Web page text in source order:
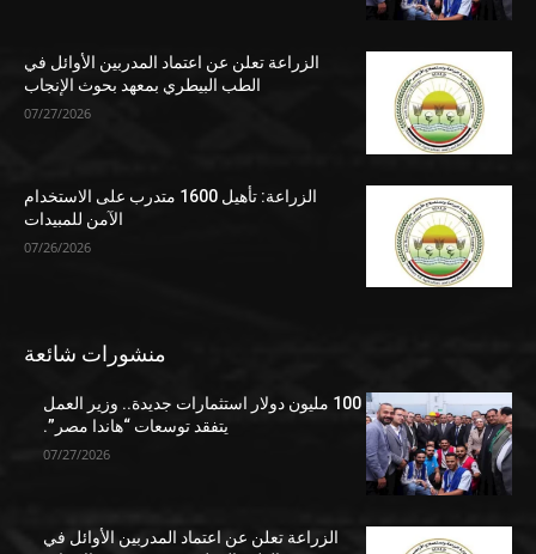
الزراعة تعلن عن اعتماد المدربين الأوائل في
الطب البيطري بمعهد بحوث الإنجاب
07/27/2026
الزراعة: تأهيل 1600 متدرب على الاستخدام
الآمن للمبيدات
07/26/2026
منشورات شائعة
100 مليون دولار استثمارات جديدة.. وزير العمل
يتفقد توسعات “هاندا مصر”.
07/27/2026
الزراعة تعلن عن اعتماد المدربين الأوائل في